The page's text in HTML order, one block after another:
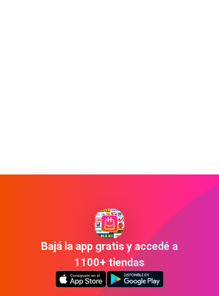
Bajá la app gratis y accedé a
1100+ tiendas